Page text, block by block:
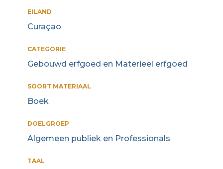
EILAND
Curaçao
CATEGORIE
Gebouwd erfgoed en Materieel erfgoed
SOORT MATERIAAL
Boek
DOELGROEP
Algemeen publiek en Professionals
TAAL